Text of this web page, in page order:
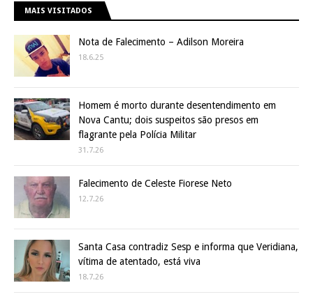
MAIS VISITADOS
Nota de Falecimento – Adilson Moreira
18.6.25
Homem é morto durante desentendimento em
Nova Cantu; dois suspeitos são presos em
flagrante pela Polícia Militar
31.7.26
Falecimento de Celeste Fiorese Neto
12.7.26
Santa Casa contradiz Sesp e informa que Veridiana,
vítima de atentado, está viva
18.7.26